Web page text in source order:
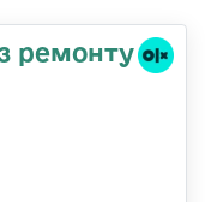
ремонту